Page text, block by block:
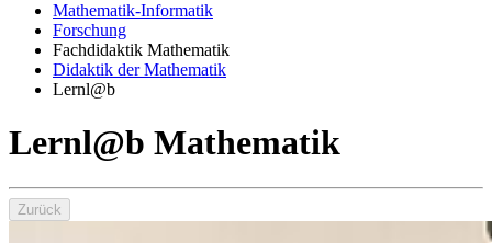
Mathematik-Informatik
Forschung
Fachdidaktik Mathematik
Didaktik der Mathematik
Lernl@b
Lernl@b Mathematik
Zurück